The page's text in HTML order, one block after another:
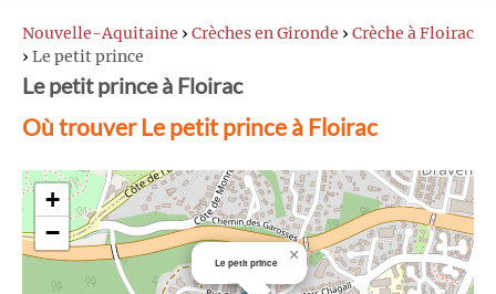
Nouvelle-Aquitaine › Crèches en Gironde › Crèche à Floirac
› Le petit prince
Le petit prince à Floirac
Où trouver Le petit prince à Floirac
Le petit prince ×
+
−